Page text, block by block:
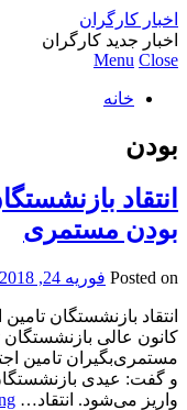
اخبار کارگران
اخبار جدید کارگران
Menu Close
خانه
بودن
انتقاد
بودن مستمری
Posted on فوریه 24, 2018
انتقاد بازنشستگان
کانون عالی
مستمری‌بگیران تامین
و گفت: عیدی
واریز می‌شود. انتقاد…